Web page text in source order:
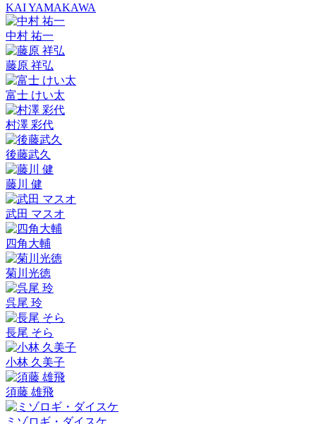
KAI YAMAKAWA
中村 祐一
藤原 祥弘
富士 けい太
村澤 彩代
後藤武久
藤川 健
武田 マスオ
四角大輔
菊川光徳
呉尾 玲
長尾 そら
小林 久美子
須藤 雄飛
ミゾロギ・ダイスケ